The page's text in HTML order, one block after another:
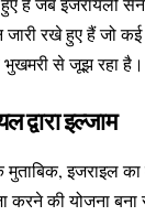
जारी रखे हुए हैं जो कई
भुखमरी से जूझ रहा है।
द्वारा इल्जाम
मुताबिक, इजराइल
करने की योजना